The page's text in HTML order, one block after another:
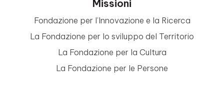
Missioni
Fondazione per l’Innovazione e la Ricerca
La Fondazione per lo sviluppo del Territorio
La Fondazione per la Cultura
La Fondazione per le Persone